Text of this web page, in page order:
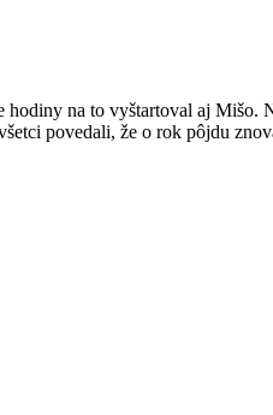
na to vyštartoval aj
povedali, že o rok pôjdu